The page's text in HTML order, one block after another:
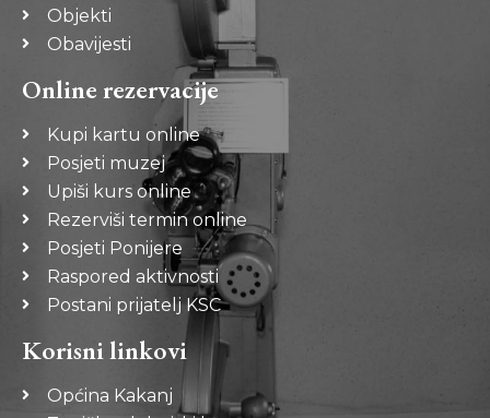
Objekti
Obavijesti
Online rezervacije
Kupi kartu online
Posjeti muzej
Upiši kurs online
Rezerviši termin online
Posjeti Ponijere
Raspored aktivnosti
Postani prijatelj KSC
Korisni linkovi
Općina Kakanj